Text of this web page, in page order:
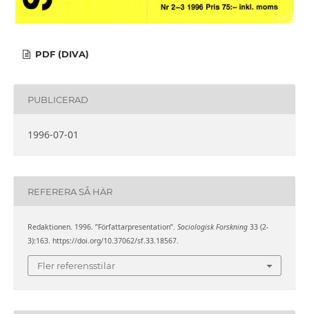
PDF (DIVA)
PUBLICERAD
1996-07-01
REFERERA SÅ HÄR
Redaktionen. 1996. ”Författarpresentation”. Sociologisk Forskning33 (2-
3):163. https://doi.org/10.37062/sf.33.18567.
Fler referensstilar